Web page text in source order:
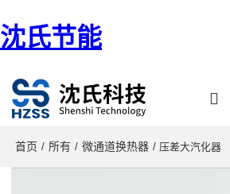
沈氏节能
首页 / 所有 / 微通道换热器 / 压差大汽化器